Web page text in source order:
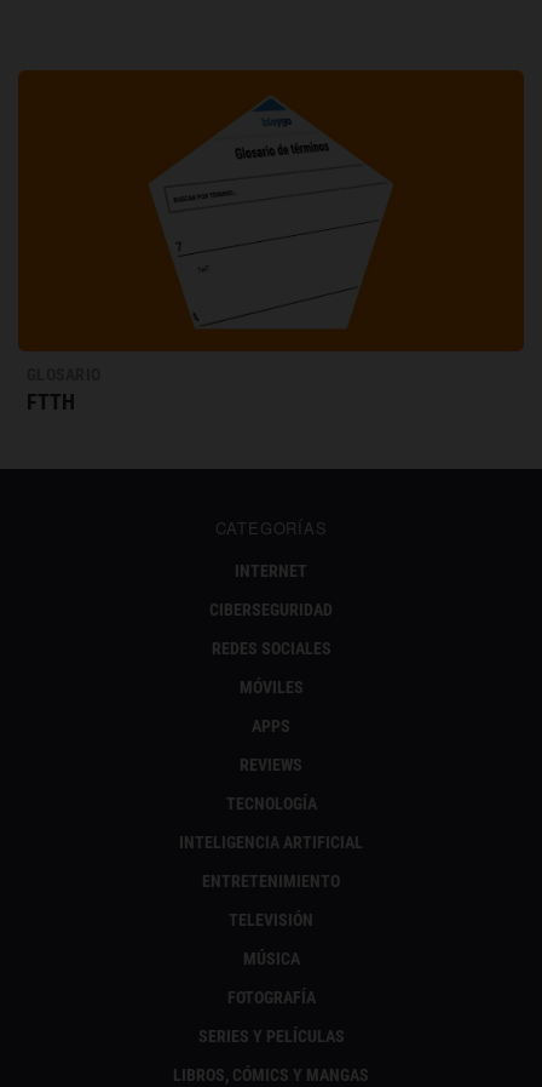
FTTH
CATEGORÍAS
INTERNET
CIBERSEGURIDAD
REDES SOCIALES
MÓVILES
APPS
REVIEWS
TECNOLOGÍA
INTELIGENCIA ARTIFICIAL
ENTRETENIMIENTO
TELEVISIÓN
MÚSICA
FOTOGRAFÍA
SERIES Y PELÍCULAS
LIBROS, CÓMICS Y MANGAS